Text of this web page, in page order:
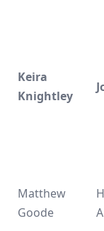
Keira
Knightley
Matthew
Goode